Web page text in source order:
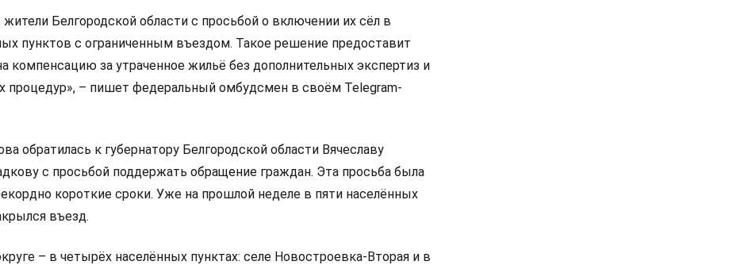
Белгородской области с просьбой о включении их сёл в
пунктов с ограниченным въездом. Такое решение предоставит
компенсацию за утраченное жильё без дополнительных экспертиз и
процедур», – пишет федеральный омбудсмен в своём Telegram-
обратилась к губернатору Белгородской области Вячеславу
с просьбой поддержать обращение граждан. Эта просьба была
короткие сроки. Уже на прошлой неделе в пяти населённых
въезд.
– в четырёх населённых пунктах: селе Новостроевка-Вторая и в